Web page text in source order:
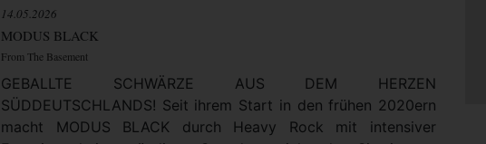
14.05.2026
MODUS BLACK
From The Basement
GEBALLTE SCHWÄRZE AUS DEM HERZEN
SÜDDEUTSCHLANDS! Seit ihrem Start in den frühen 2020ern
macht MODUS BLACK durch Heavy Rock mit intensiver